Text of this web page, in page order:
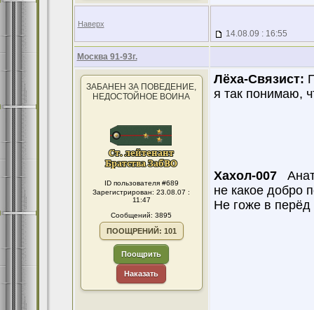
Наверх
14.08.09 : 16:55
Москва 91-93г.
ЗАБАНЕН ЗА ПОВЕДЕНИЕ,
НЕДОСТОЙНОЕ ВОИНА
ID пользователя #689
Зарегистрирован: 23.08.07 :
11:47
Сообщений: 3895
ПООЩРЕНИЙ: 101
Поощрить
Наказать
Лёха-Связист:
я так понимаю,
Хахол-007
не какое добро
Не гоже в перёд